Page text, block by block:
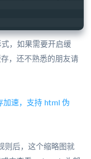
，如果需要开启缓
，还不熟悉的朋友请
加速，支持 html 伪
则后，这个缩略图就